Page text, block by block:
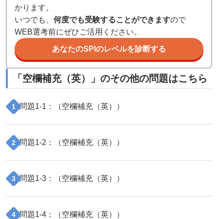
かります。
いつでも、 何度でも受験することができますので
WEB選考前にぜひご活用ください。
あなたのSPIのレベルを診断する
「 空欄補充（英） 」のその他の問題はこちら
1 問題1-1 ：（空欄補充（英） ）
2 問題1-2 ：（空欄補充（英） ）
3 問題1-3 ：（空欄補充（英） ）
4 問題1-4 ：（空欄補充（英） ）